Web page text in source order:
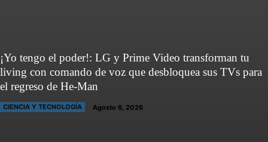
¡Yo tengo el poder!: LG y Prime Video transforman tu
living con comando de voz que desbloquea sus TVs para
el regreso de He-Man
CIENCIA Y TECNOLOGÍA Agosto 6, 2026